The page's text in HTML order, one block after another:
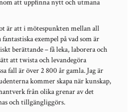
att uppfinna nytt och utmana
är att i mötespunkten mellan all
exempel på vad som är
berättande – få leka, laborera och
att twista och levandegöra
fall är över 2 800 år gamla. Jag är
kommer skapa när kunskap,
från olika grenar av det
och tillgängliggörs.